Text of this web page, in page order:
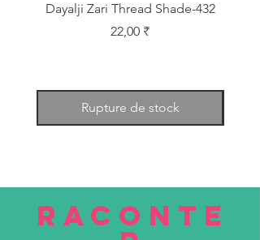
Dayalji Zari Thread Shade-432
Prix
22,00 ₹
Rupture de stock
RACONTE